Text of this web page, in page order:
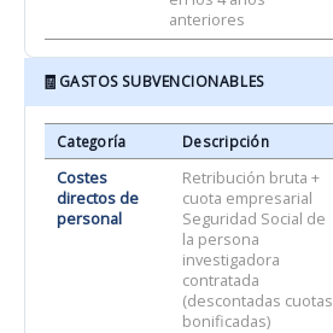
anteriores
🧾 GASTOS SUBVENCIONABLES
Categoría Descripción
Costes
directos de
personal
Retribución bruta +
cuota empresarial
Seguridad Social de
la persona
investigadora
contratada
(descontadas cuotas
bonificadas)